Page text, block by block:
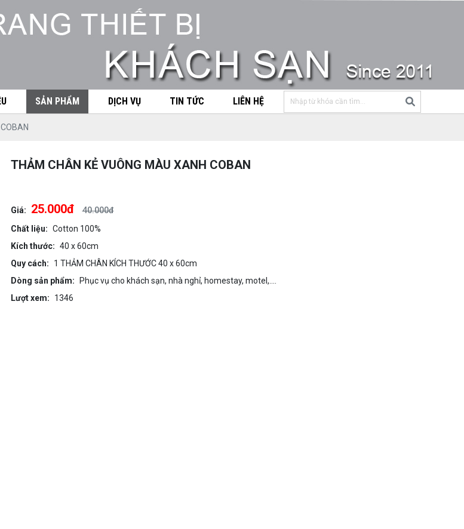
SẢN PHẨM DỊCH VỤ TIN TỨC LIÊN HỆ
THẢM CHÂN KẺ VUÔNG MÀU XANH COBAN
Giá: 25.000đ
40.000đ
Chất liệu: Cotton 100%
Kích thước: 40 x 60cm
Quy cách:
1 THẢM CHÂN KÍCH THƯỚC 40 x 60cm
Dòng sản phẩm:
Phục vụ cho khách sạn, nhà nghỉ, homestay, motel,....
Lượt xem:
1346